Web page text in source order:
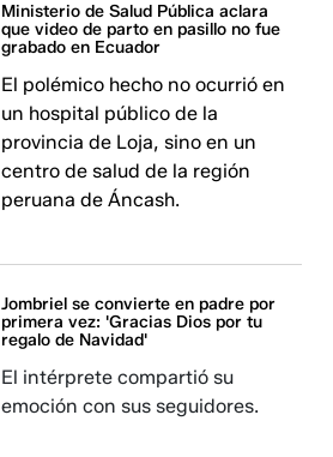
Ministerio de Salud Pública aclara
que video de parto en pasillo no fue
grabado en Ecuador
El polémico hecho no ocurrió en
un hospital público de la
provincia de Loja, sino en un
centro de salud de la región
peruana de Áncash.
Jombriel se convierte en padre por
primera vez: 'Gracias Dios por tu
regalo de Navidad'
El intérprete compartió su
emoción con sus seguidores.